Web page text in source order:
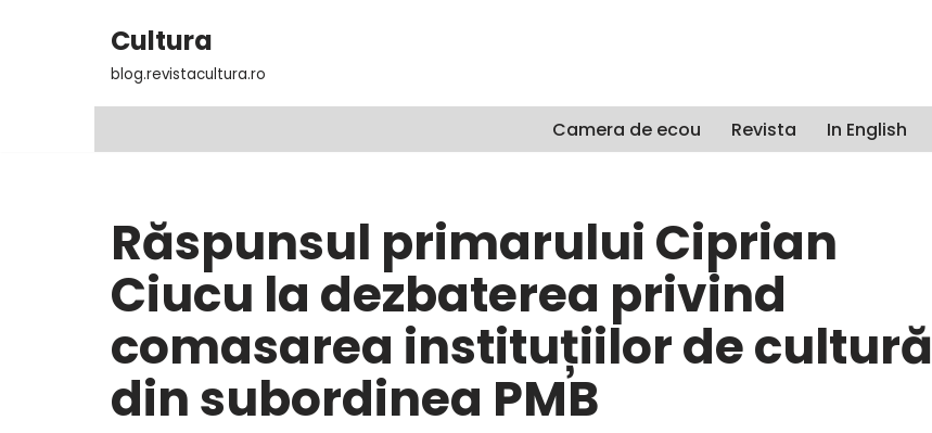
Cultura
blog.revistacultura.ro
Camera de ecou Revista In English
Răspunsul primarului Ciprian
Ciucu la dezbaterea privind
comasarea instituțiilor de cultură
din subordinea PMB